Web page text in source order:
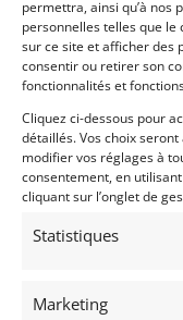
permettra, ainsi qu’à nos
personnelles telles que
sur ce site et afficher des
consentir ou retirer son
fonctionnalités et
Cliquez ci-dessous pour
détaillés. Vos choix
modifier vos réglages à
consentement, en
cliquant sur l’onglet de
Statistiques
Marketing
Citroën Racing !
volant d’une
Plus d’informations
– Par whatsapp :
Prix HT.
Partager cette